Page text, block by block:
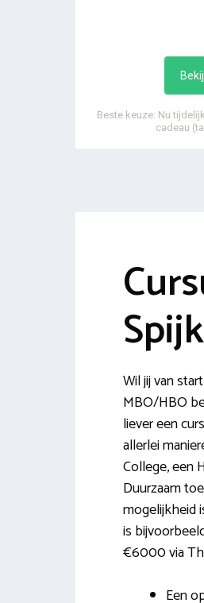
Beste keuze: Nu
cadeau
Wil jij van
MBO/HBO
liever een
allerlei
College, een
Duurzaam
mogelijkheid
is
€6000 via
Een